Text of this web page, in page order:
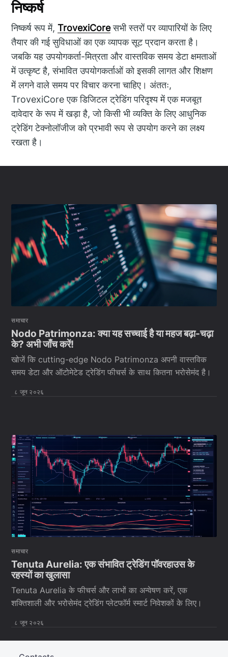
निष्कर्ष
निष्कर्ष रूप में,TrovexiCoreसभी स्तरों पर व्यापारियों के लिए
तैयार की गई सुविधाओं का एक व्यापक सूट प्रदान करता है।
जबकि यह उपयोगकर्ता-मित्रता और वास्तविक समय डेटा क्षमताओं
में उत्कृष्ट है, संभावित उपयोगकर्ताओं को इसकी लागत और शिक्षण
में लगने वाले समय पर विचार करना चाहिए। अंततः,
TrovexiCore एक डिजिटल ट्रेडिंग परिदृश्य में एक मजबूत
दावेदार के रूप में खड़ा है, जो किसी भी व्यक्ति के लिए आधुनिक
ट्रेडिंग टेक्नोलॉजीज को प्रभावी रूप से उपयोग करने का लक्ष्य
रखता है।
समाचार
Nodo Patrimonza: क्या यह सच्चाई है या महज बढ़ा-चढ़ा
के? अभी जाँच करें!
खोजें कि cutting-edge Nodo Patrimonza अपनी वास्तविक
समय डेटा और ऑटोमेटेड ट्रेडिंग फीचर्स के साथ कितना भरोसेमंद है।
८ जून २०२६
समाचार
Tenuta Aurelia: एक संभावित ट्रेडिंग पॉवरहाउस के
रहस्यों का खुलासा
Tenuta Aurelia के फीचर्स और लाभों का अन्वेषण करें, एक
शक्तिशाली और भरोसेमंद ट्रेडिंग प्लेटफॉर्म स्मार्ट निवेशकों के लिए।
८ जून २०२६